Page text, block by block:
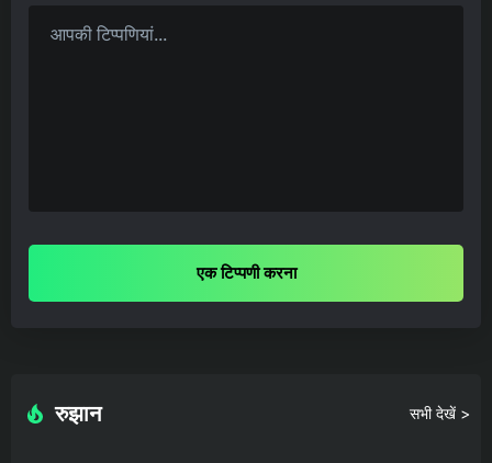
एक टिप्पणी करना
रुझान सभी देखें >